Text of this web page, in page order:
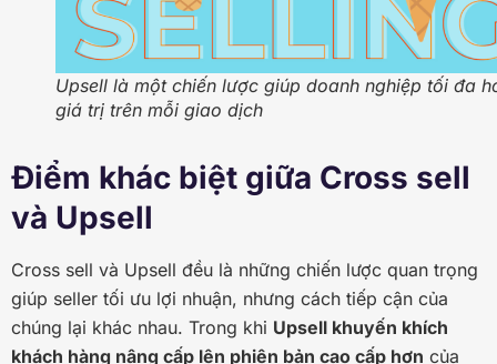
Upsell là một chiến lược giúp doanh nghiệp tối đa
giá trị trên mỗi giao dịch
Điểm khác biệt giữa Cross sell
và Upsell
Cross sell và Upsell đều là những chiến lược quan trọng
giúp seller tối ưu lợi nhuận, nhưng cách tiếp cận của
chúng lại khác nhau. Trong khi Upsell khuyến khích
khách hàng nâng cấp lên phiên bản cao cấp hơn của